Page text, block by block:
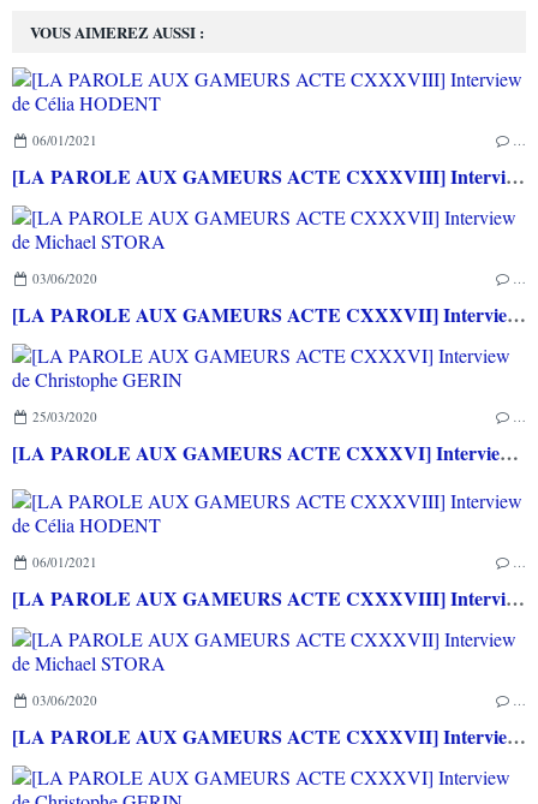
VOUS AIMEREZ AUSSI :
06/01/2021
[LA PAROLE AUX GAMEURS ACTE CXXXVIII] Interview de Célia HODENT
03/06/2020
[LA PAROLE AUX GAMEURS ACTE CXXXVII] Interview de Michael STORA
25/03/2020
[LA PAROLE AUX GAMEURS ACTE CXXXVI] Interview de Christophe GERIN
06/01/2021
[LA PAROLE AUX GAMEURS ACTE CXXXVIII] Interview de Célia HODENT
03/06/2020
[LA PAROLE AUX GAMEURS ACTE CXXXVII] Interview de Michael STORA